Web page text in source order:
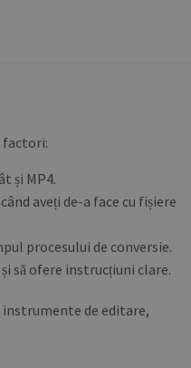
factori:
și MP4.
aveți de-a face cu fișiere
procesului de conversie.
să ofere instrucțiuni clare.
de editare,